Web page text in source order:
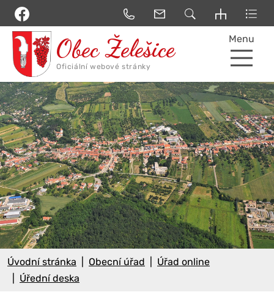
Menu
Úvodní stránka Obecní úřad
Úřad online
Úřední deska